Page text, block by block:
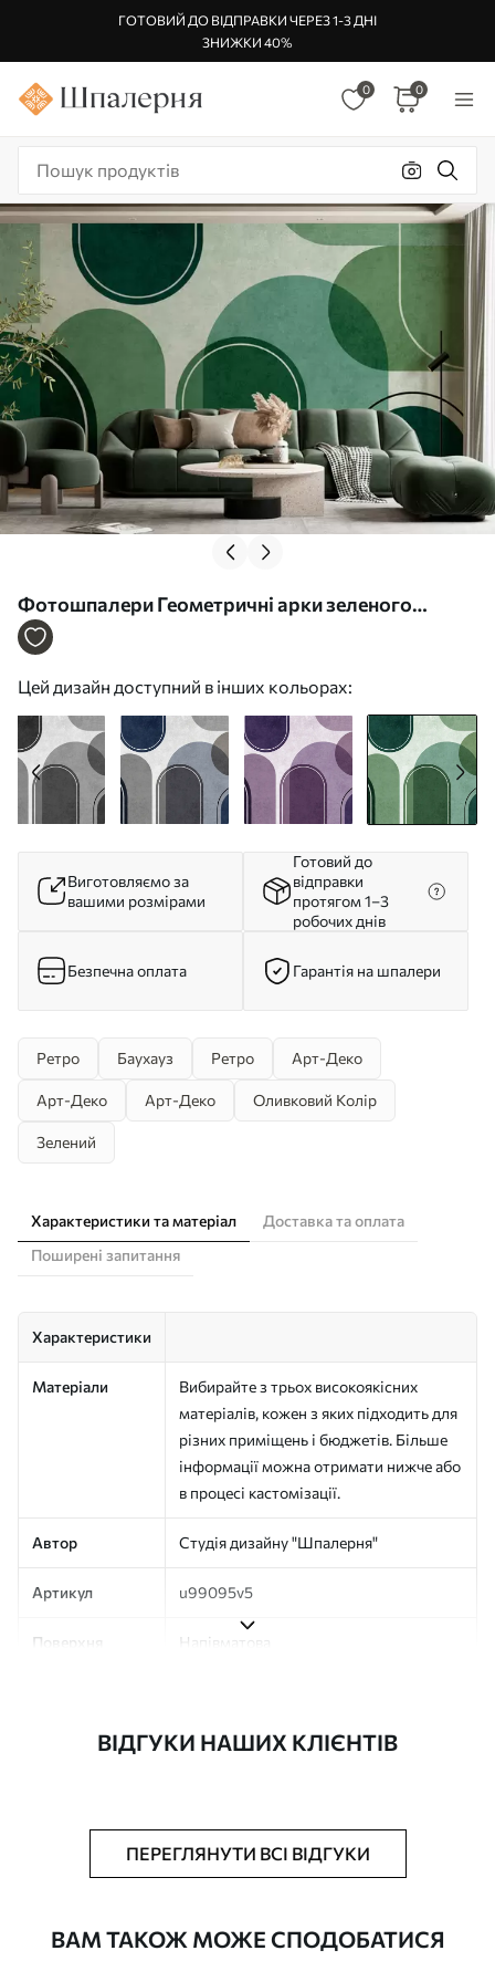
ГОТОВИЙ ДО ВІДПРАВКИ ЧЕРЕЗ 1-3 ДНІ
ЗНИЖКИ 40%
0 0
Фотошпалери Геометричні арки зеленого
кольору u99095v5
Цей дизайн доступний в інших кольорах:
Виготовляємо за
вашими розмірами
Готовий до
відправки
протягом 1–3
робочих днів
Безпечна оплата Гарантія на шпалери
Ретро Баухауз Ретро Арт-Деко
Арт-Деко Арт-Деко Оливковий Колір
Зелений
Характеристики та матеріал
Доставка та оплата
Поширені запитання
Характеристики
Матеріали
Вибирайте з трьох високоякісних
матеріалів, кожен з яких підходить для
різних приміщень і бюджетів. Більше
інформації можна отримати нижче або
в процесі кастомізації.
Автор Студія дизайну "Шпалерня"
Артикул u99095v5
Поверхня Напівматова
Обережно очищайте м’якою губкою.
Як клеїти? Наклеювання встик
ВІДГУКИ НАШИХ КЛІЄНТІВ
ПЕРЕГЛЯНУТИ ВСІ ВІДГУКИ
ВАМ ТАКОЖ МОЖЕ СПОДОБАТИСЯ